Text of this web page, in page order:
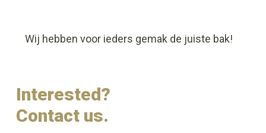
Wij hebben voor ieders gemak de juiste bak!
Interested?
Contact us.